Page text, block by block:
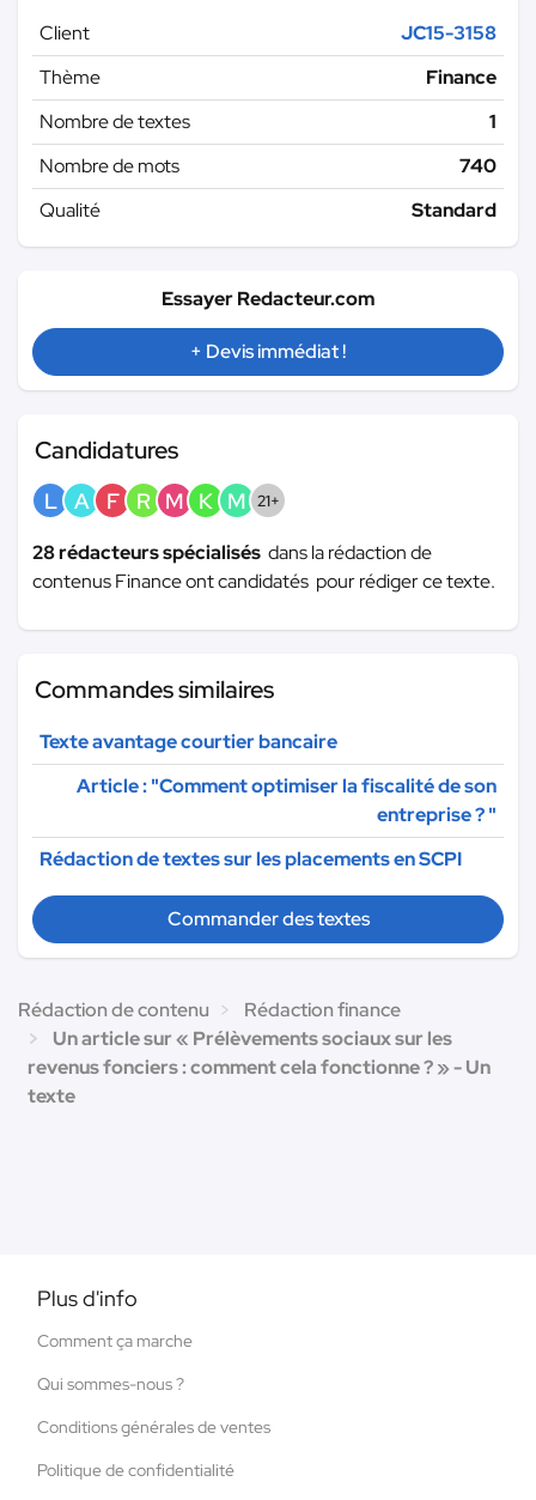
Client
JC15-3158
Thème
Finance
Nombre de textes
1
Nombre de mots
740
Qualité
Standard
Essayer Redacteur.com
+ Devis immédiat !
Candidatures
L A F R M K M 21+
28 rédacteurs spécialisés dans la rédaction de
contenus Finance ont candidatés pour rédiger ce texte.
Commandes similaires
Texte avantage courtier bancaire
Article : "Comment optimiser la fiscalité de son
entreprise ? "
Rédaction de textes sur les placements en SCPI
Commander des textes
Rédaction de contenu
Rédaction finance
Un article sur « Prélèvements sociaux sur les
revenus fonciers : comment cela fonctionne ? » - Un
texte
Plus d'info
Comment ça marche
Qui sommes-nous ?
Conditions générales de ventes
Politique de confidentialité